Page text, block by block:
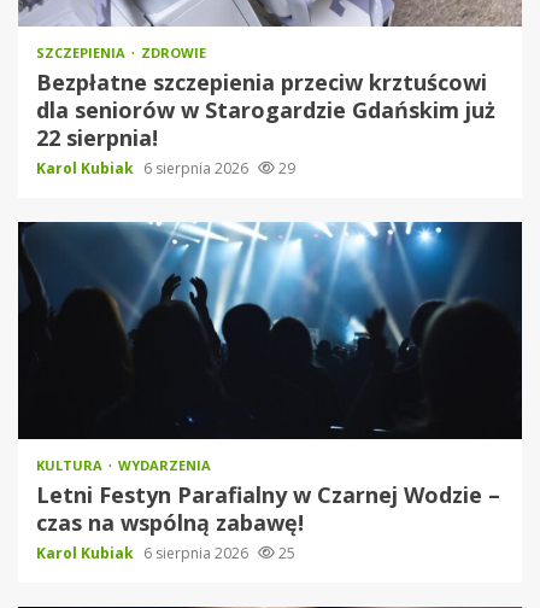
SZCZEPIENIA ZDROWIE
Bezpłatne szczepienia przeciw krztuścowi
dla seniorów w Starogardzie Gdańskim już
22 sierpnia!
Karol Kubiak 6 sierpnia 2026 29
KULTURA WYDARZENIA
Letni Festyn Parafialny w Czarnej Wodzie –
czas na wspólną zabawę!
Karol Kubiak 6 sierpnia 2026 25